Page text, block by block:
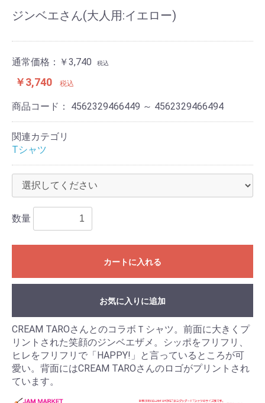
ジンベエさん(大人用:イエロー)
通常価格： ￥3,740 税込
￥3,740 税込
商品コード： 4562329466449 ～ 4562329466494
関連カテゴリ
Tシャツ
数量
カートに入れる
お気に入りに追加
CREAM TAROさんとのコラボＴシャツ。前面に大きくプ
リントされた笑顔のジンベエザメ。シッポをフリフリ、
ヒレをフリフリで「HAPPY!」と言っているところが可
愛い。背面にはCREAM TAROさんのロゴがプリントされ
ています。